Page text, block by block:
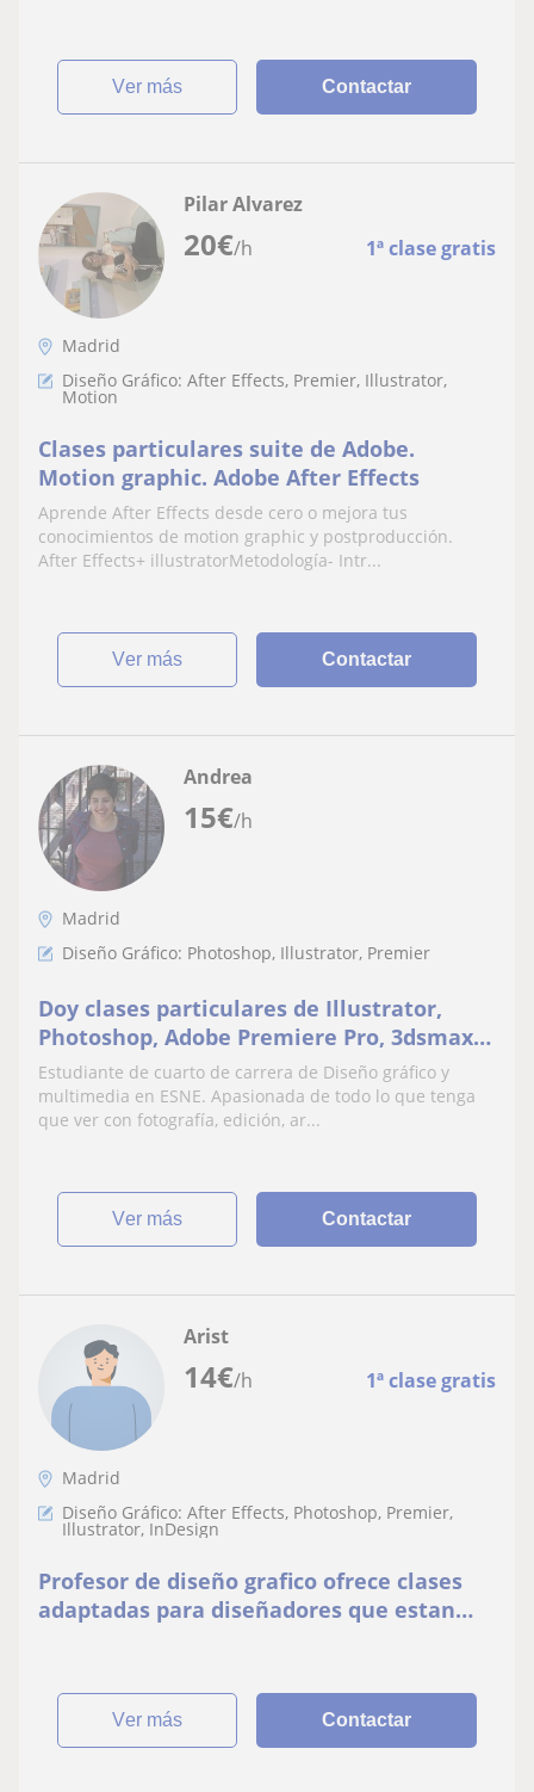
ver más Contactar
20€/h 1ª clase gratis
Pilar Alvarez
Madrid
Diseño Gráfico: After Effects, Premier, Illustrator,
Motion
Clases particulares suite de Adobe.
Motion graphic. Adobe After Effects
Aprende After Effects desde cero o mejora tus
conocimientos de motion graphic y postproducción.
After Effects+ illustratorMetodología- Intr...
ver más Contactar
15€/h
Andrea
Madrid
Diseño Gráfico: Photoshop, Illustrator, Premier
Doy clases particulares de Illustrator,
Photoshop, Adobe Premiere Pro, 3dsmax y
Fotografía
Estudiante de cuarto de carrera de Diseño gráfico y
multimedia en ESNE. Apasionada de todo lo que tenga
que ver con fotografía, edición, ar...
ver más Contactar
14€/h 1ª clase gratis
Arist
Madrid
Diseño Gráfico: After Effects, Photoshop, Premier,
Illustrator, InDesign
Profesor de diseño grafico ofrece clases
adaptadas para diseñadores que estan
ver más Contactar